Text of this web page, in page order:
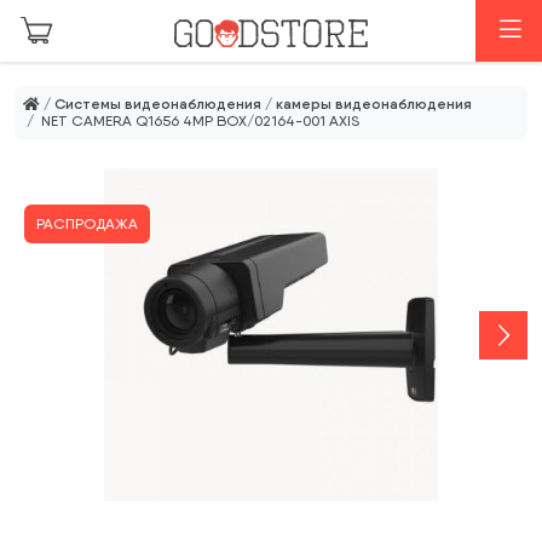
Перейти к основному содержанию
/ Системы видеонаблюдения / камеры видеонаблюдения
/ NET CAMERA Q1656 4MP BOX/02164-001 AXIS
РАСПРОДАЖА